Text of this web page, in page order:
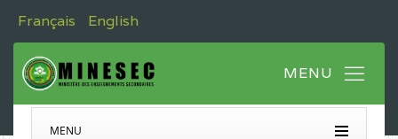
Français English
MENU